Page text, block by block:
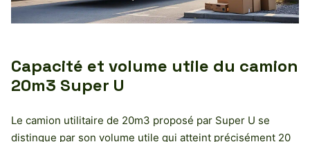
Capacité et volume utile du camion
20m3 Super U
Le camion utilitaire de 20m3 proposé par Super U se
distingue par son volume utile qui atteint précisément 20